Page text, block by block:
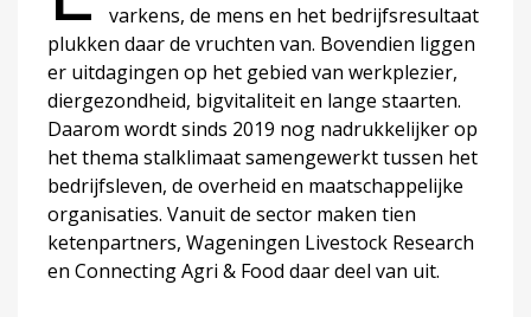
varkens, de mens en het bedrijfsresultaat
plukken daar de vruchten van. Bovendien liggen
er uitdagingen op het gebied van werkplezier,
diergezondheid, bigvitaliteit en lange staarten.
Daarom wordt sinds 2019 nog nadrukkelijker op
het thema stalklimaat samengewerkt tussen het
bedrijfsleven, de overheid en maatschappelijke
organisaties. Vanuit de sector maken tien
ketenpartners, Wageningen Livestock Research
en Connecting Agri & Food daar deel van uit.